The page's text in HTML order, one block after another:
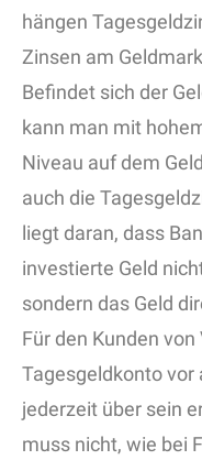
hängen
Zinsen am
Befindet sich der
kann man mit
Niveau auf dem
auch die
liegt daran, dass
investierte Geld
sondern das Geld
Für den Kunden
Tagesgeldkonto vor
jederzeit über sein
muss nicht, wie bei